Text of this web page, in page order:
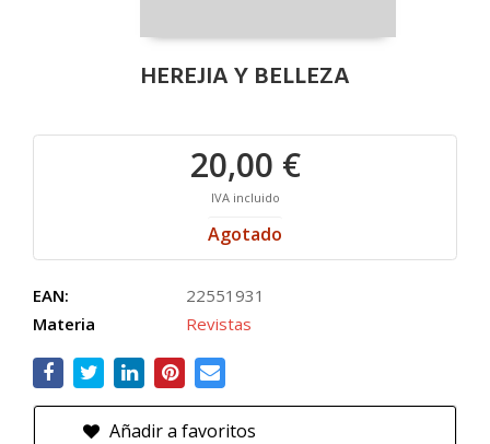
HEREJIA Y BELLEZA
20,00 €
IVA incluido
Agotado
EAN:
22551931
Materia
Revistas
Añadir a favoritos